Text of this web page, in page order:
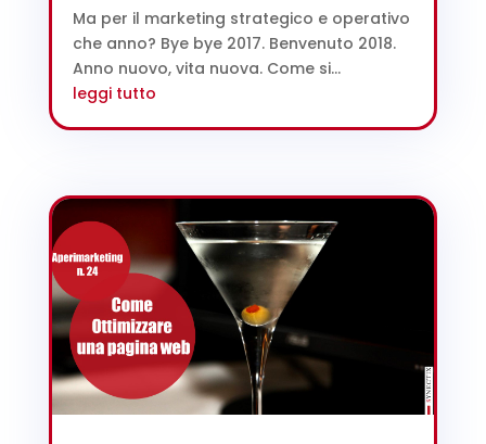
Ma per il marketing strategico e operativo
che anno? Bye bye 2017. Benvenuto 2018.
Anno nuovo, vita nuova. Come si...
leggi tutto